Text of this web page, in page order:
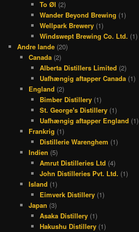
To Øl (2)
Wander Beyond Brewing (1)
Wellpark Brewery (1)
Windswept Brewing Co. Ltd. (1)
Andre lande (20)
Canada(2)
Alberta Distillers Limited (2)
Uafhængig aftapper Canada (1)
England (2)
Bimber Distillery (1)
St. George's Distillery (1)
Uafhængig aftapper England (1)
Frankrig (1)
Distillerie Warenghem (1)
Indien (5)
Amrut Distilleries Ltd (4)
John Distilleries Pvt. Ltd. (1)
Island (1)
Eimverk Distillery (1)
Japan (3)
Asaka Distillery (1)
Hakushu Distillery (1)